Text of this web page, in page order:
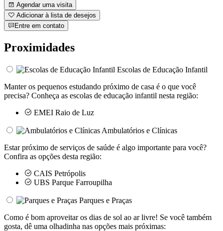
Agendar uma visita
Adicionar à lista de desejos
Entre em contato
Proximidades
Escolas de Educação Infantil
Manter os pequenos estudando próximo de casa é o que você
precisa? Conheça as escolas de educação infantil nesta região:
EMEI Raio de Luz
Ambulatórios e Clínicas
Estar próximo de serviços de saúde é algo importante para você?
Confira as opções desta região:
CAIS Petrópolis
UBS Parque Farroupilha
Parques e Praças
Como é bom aproveitar os dias de sol ao ar livre! Se você também
gosta, dê uma olhadinha nas opções mais próximas: